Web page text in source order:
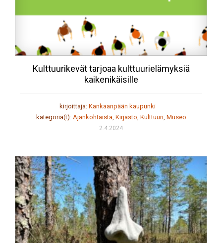
Kulttuurikevät tarjoaa kulttuurielämyksiä
kaikenikäisille
kirjoittaja: Kankaanpään kaupunki
kategoria(t): Ajankohtaista, Kirjasto, Kulttuuri, Museo
2.4.2024